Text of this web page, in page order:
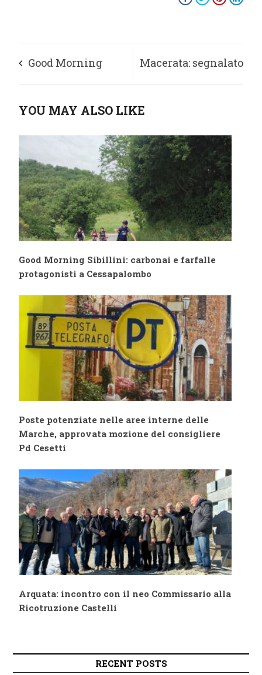
Good Morning Macerata: segnalato
YOU MAY ALSO LIKE
Good Morning Sibillini: carbonai e farfalle
protagonisti a Cessapalombo
Poste potenziate nelle aree interne delle
Marche, approvata mozione del consigliere
Pd Cesetti
Arquata: incontro con il neo Commissario alla
Ricotruzione Castelli
RECENT POSTS